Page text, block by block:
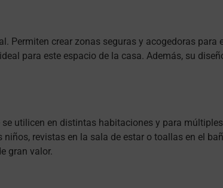
Permiten crear zonas seguras y acogedoras para
para este espacio de la casa. Además, su
utilicen en distintas habitaciones y para
revistas en la sala de estar o toallas en el
gran valor.